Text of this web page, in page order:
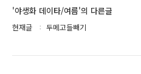
'야생화 데이타/여름'의 다른글
현재글 두메고들빼기